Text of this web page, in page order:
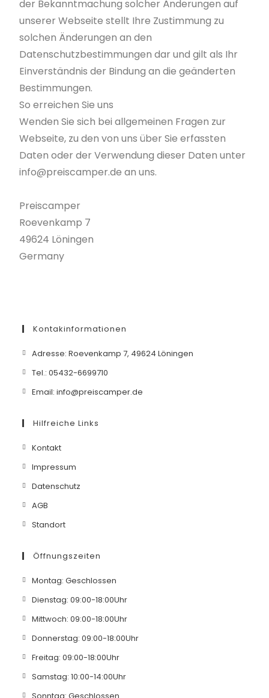
der Bekanntmachung solcher Änderungen auf
unserer Webseite stellt Ihre Zustimmung zu
solchen Änderungen an den
Datenschutzbestimmungen dar und gilt als Ihr
Einverständnis der Bindung an die geänderten
Bestimmungen.
So erreichen Sie uns
Wenden Sie sich bei allgemeinen Fragen zur
Webseite, zu den von uns über Sie erfassten
Daten oder der Verwendung dieser Daten unter
info@preiscamper.de an uns.
Preiscamper
Roevenkamp 7
49624 Löningen
Germany
Kontakinformationen
Adresse: Roevenkamp 7, 49624 Löningen
Tel.: 05432-6699710
Email: info@preiscamper.de
Hilfreiche Links
Kontakt
Impressum
Datenschutz
AGB
Standort
Öffnungszeiten
Montag: Geschlossen
Dienstag: 09:00-18:00Uhr
Mittwoch: 09:00-18:00Uhr
Donnerstag: 09:00-18:00Uhr
Freitag: 09:00-18:00Uhr
Samstag: 10:00-14:00Uhr